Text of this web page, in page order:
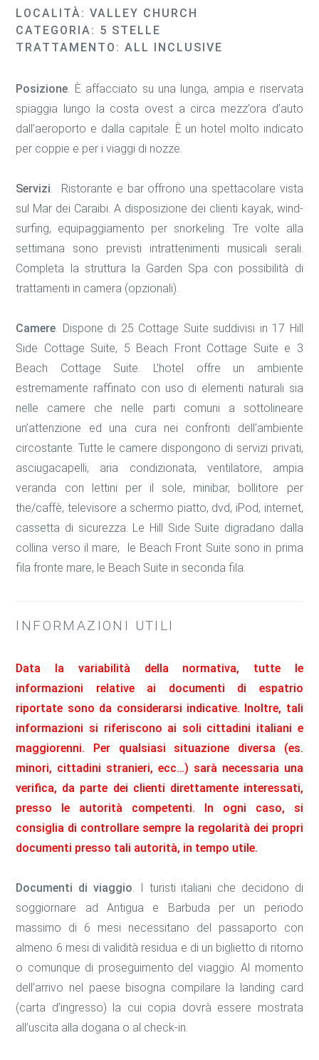
LOCALITÀ: VALLEY CHURCH
CATEGORIA: 5 STELLE
TRATTAMENTO: ALL INCLUSIVE
Posizione. È affacciato su una lunga, ampia e riservata
spiaggia lungo la costa ovest a circa mezz’ora d’auto
dall’aeroporto e dalla capitale. È un hotel molto indicato
per coppie e per i viaggi di nozze.
Servizi. Ristorante e bar offrono una spettacolare vista
sul Mar dei Caraibi. A disposizione dei clienti kayak, wind-
surfing, equipaggiamento per snorkeling. Tre volte alla
settimana sono previsti intrattenimenti musicali serali.
Completa la struttura la Garden Spa con possibilità di
trattamenti in camera (opzionali).
Camere. Dispone di 25 Cottage Suite suddivisi in 17 Hill
Side Cottage Suite, 5 Beach Front Cottage Suite e 3
Beach Cottage Suite. L’hotel offre un ambiente
estremamente raffinato con uso di elementi naturali sia
nelle camere che nelle parti comuni a sottolineare
un’attenzione ed una cura nei confronti dell’ambiente
circostante. Tutte le camere dispongono di servizi privati,
asciugacapelli, aria condizionata, ventilatore, ampia
veranda con lettini per il sole, minibar, bollitore per
the/caffè, televisore a schermo piatto, dvd, iPod, internet,
cassetta di sicurezza. Le Hill Side Suite digradano dalla
collina verso il mare, le Beach Front Suite sono in prima
fila fronte mare, le Beach Suite in seconda fila.
INFORMAZIONI UTILI
Data la variabilità della normativa, tutte le
informazioni relative ai documenti di espatrio
riportate sono da considerarsi indicative. Inoltre, tali
informazioni si riferiscono ai soli cittadini italiani e
maggiorenni. Per qualsiasi situazione diversa (es.
minori, cittadini stranieri, ecc…) sarà necessaria una
verifica, da parte dei clienti direttamente interessati,
presso le autorità competenti. In ogni caso, si
consiglia di controllare sempre la regolarità dei propri
documenti presso tali autorità, in tempo utile.
Documenti di viaggio. I turisti italiani che decidono di
soggiornare ad Antigua e Barbuda per un periodo
massimo di 6 mesi necessitano del passaporto con
almeno 6 mesi di validità residua e di un biglietto di ritorno
o comunque di proseguimento del viaggio. Al momento
dell’arrivo nel paese bisogna compilare la landing card
(carta d’ingresso) la cui copia dovrà essere mostrata
all’uscita alla dogana o al check-in.